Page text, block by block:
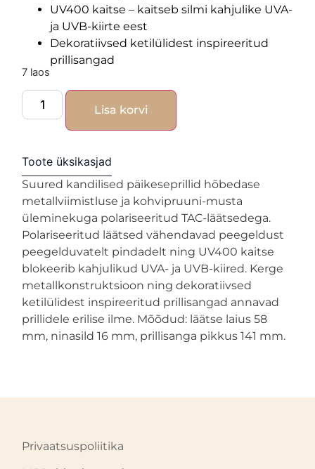
UV400 kaitse – kaitseb silmi kahjulike UVA-
ja UVB-kiirte eest
Dekoratiivsed ketilülidest inspireeritud
prillisangad
7 laos
Lisa korvi
Toote üksikasjad
Suured kandilised päikeseprillid hõbedase
metallviimistluse ja kohvipruuni-musta
üleminekuga polariseeritud TAC-läätsedega.
Polariseeritud läätsed vähendavad peegeldust
peegelduvatelt pindadelt ning UV400 kaitse
blokeerib kahjulikud UVA- ja UVB-kiired. Kerge
metallkonstruktsioon ning dekoratiivsed
ketilülidest inspireeritud prillisangad annavad
prillidele erilise ilme. Mõõdud: läätse laius 58
mm, ninasild 16 mm, prillisanga pikkus 141 mm.
Privaatsuspoliitika